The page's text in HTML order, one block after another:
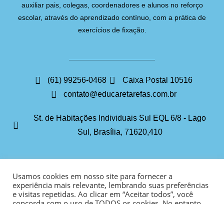
auxiliar pais, colegas, coordenadores e alunos no reforço
escolar, através do aprendizado contínuo, com a prática de
exercícios de fixação.
(61) 99256-0468
Caixa Postal 10516
contato@educaretarefas.com.br
St. de Habitações Individuais Sul EQL 6/8 - Lago
Sul, Brasília, 71620,410
Usamos cookies em nosso site para fornecer a
experiência mais relevante, lembrando suas preferências
e visitas repetidas. Ao clicar em “Aceitar todos”, você